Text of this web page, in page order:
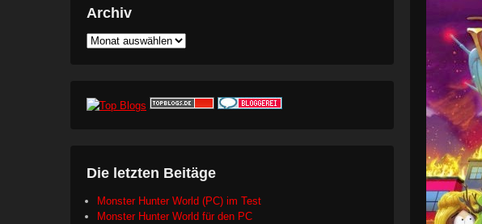
Archiv
Archiv
Die letzten Beitäge
Monster Hunter World (PC) im Test
Monster Hunter World für den PC